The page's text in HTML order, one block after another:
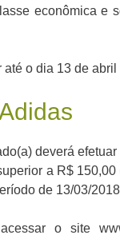
econômica e
o dia 13 de abril
deverá
a R$
de 13/03/
o site